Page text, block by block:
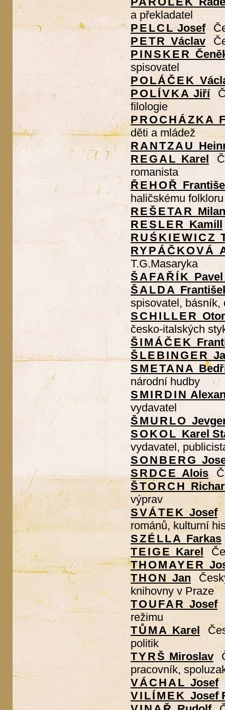
a překladatel
PELCL Josef
PETR Václav
PINSKER
spisovatel
POLÁČEK
POLÍVKA Jiří
filologie
PROCHÁZKA
děti a mládež
RANTZAU
REGAL Karel
romanista
ŘEHOŘ
haličskému folkloru
REŠETAR Milan
RESLER Kamill
RUŚKIEWICZ
RYPÁČKOVÁ
T.G.Masaryka
ŠAFAŘÍK
ŠALDA
spisovatel, básník,
SCHILLER
česko-italských
ŠIMÁČEK
ŠLEBINGER
SMETANA
národní hudby
SMIRDIN
vydavatel
ŠMURLO
SOKOL Karel
vydavatel,
SONBERG
SRDCE Alois
ŠTORCH
výprav
SVÁTEK Josef
románů, kulturní
SZÉLLA Farkas
TEIGE Karel
THOMAYER
THON Jan
knihovny v Praze
TOUFAR Josef
režimu
TŮMA Karel
politik
TYRŠ Miroslav
pracovník,
VÁCHAL Josef
VILÍMEK Josef